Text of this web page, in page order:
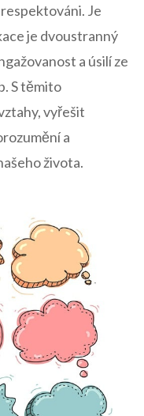
Je
je dvoustranný
a úsilí ze⁢
S těmito
vyřešit
a
života.